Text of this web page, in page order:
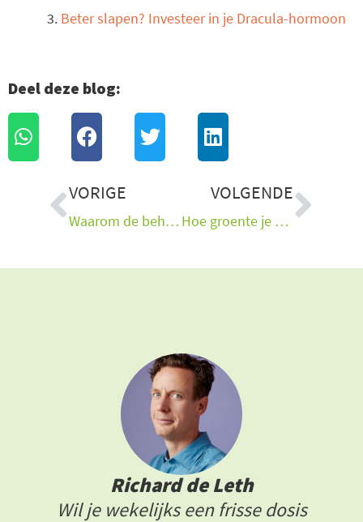
Beter slapen? Investeer in je Dracula-hormoon
Deel deze blog:
Vorige
VORIGE
Waarom de behandeling van depressiviteit vaak niet werkt
VOLGENDE
Hoe groente je blij maakt
Richard de Leth
Wil je wekelijks een frisse dosis